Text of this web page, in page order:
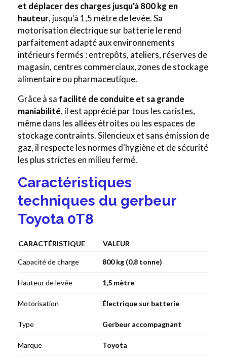
et déplacer des charges jusqu'à 800 kg en
hauteur, jusqu'à 1,5 mètre de levée. Sa
motorisation électrique sur batterie le rend
parfaitement adapté aux environnements
intérieurs fermés : entrepôts, ateliers, réserves de
magasin, centres commerciaux, zones de stockage
alimentaire ou pharmaceutique.
Grâce à sa facilité de conduite et sa grande
maniabilité, il est apprécié par tous les caristes,
même dans les allées étroites ou les espaces de
stockage contraints. Silencieux et sans émission de
gaz, il respecte les normes d'hygiène et de sécurité
les plus strictes en milieu fermé.
Caractéristiques
techniques du gerbeur
Toyota 0T8
CARACTÉRISTIQUE VALEUR
Capacité de charge 800 kg (0,8 tonne)
Hauteur de levée 1,5 mètre
Motorisation Électrique sur batterie
Type Gerbeur accompagnant
Marque Toyota